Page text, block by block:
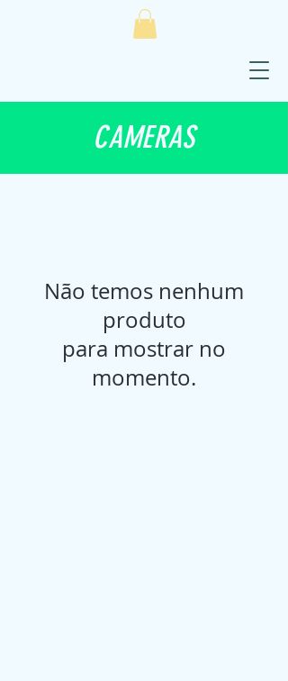
CAMERAS
Não temos nenhum
produto
para mostrar no
momento.